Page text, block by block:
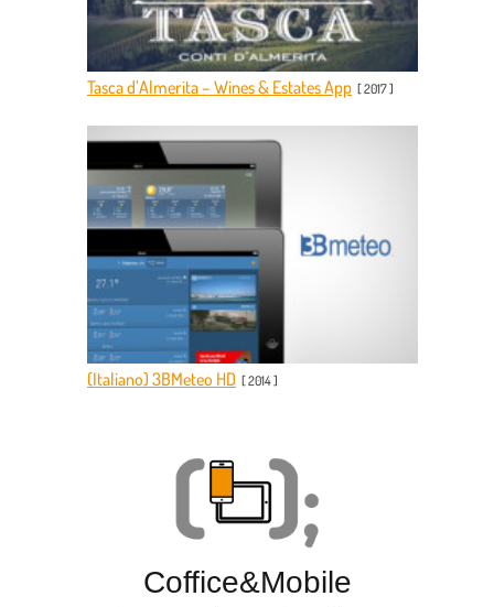
Tasca d’Almerita – Wines & Estates App [2017]
(Italiano) 3BMeteo HD [2014]
Coffice&Mobile